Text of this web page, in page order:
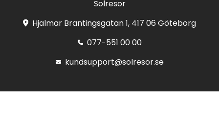
Solresor
Hjalmar Brantingsgatan 1, 417 06 Göteborg
077-551 00 00
kundsupport@solresor.se